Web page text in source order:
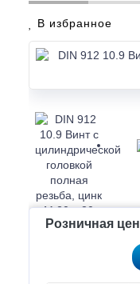
В избранное
Розничная